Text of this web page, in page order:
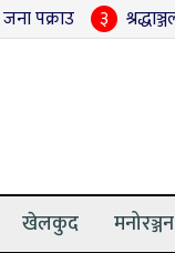
३ श्रद्धाञ्जली
खेलकुद मनोरञ्जन